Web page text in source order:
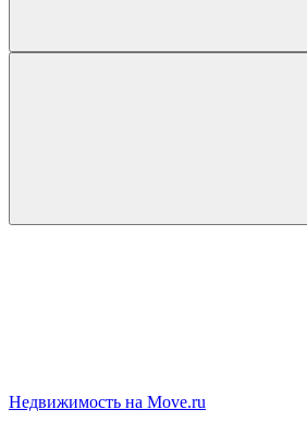
Недвижимость на Move.ru